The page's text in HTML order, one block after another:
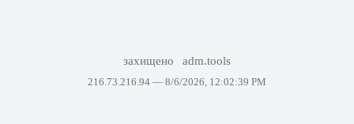
захищено adm.tools
216.73.216.94 — 8/6/2026, 12:02:39 PM